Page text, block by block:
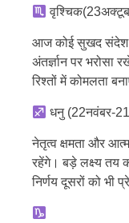
आज कोई सुखद संदेश
अंतर्ज्ञान पर
रिश्तों में कोमलता
धनु (22नवंबर-
नेतृत्व क्षमता और
रहेंगे। बड़े लक्ष्य
निर्णय दूसरों को भी